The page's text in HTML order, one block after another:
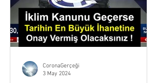
CoronaGerçeği
3 May 2024